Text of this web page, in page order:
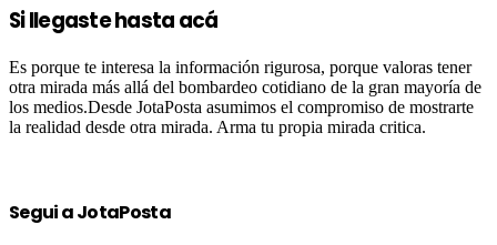
Si llegaste hasta acá
Es porque te interesa la información rigurosa, porque valoras tener
otra mirada más allá del bombardeo cotidiano de la gran mayoría de
los medios.Desde JotaPosta asumimos el compromiso de mostrarte
la realidad desde otra mirada. Arma tu propia mirada critica.
Segui a JotaPosta